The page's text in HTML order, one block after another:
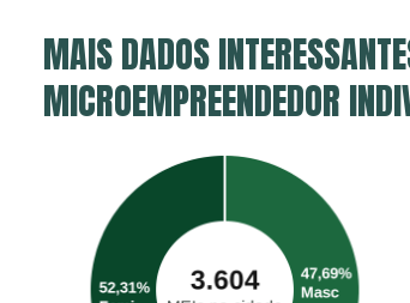
MAIS DADOS
MICROEMPREENDEDOR